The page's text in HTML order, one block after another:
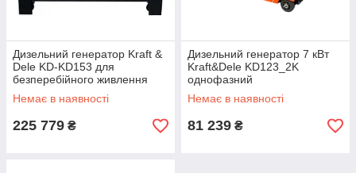
Дизельний генератор Kraft &
Dele KD-KD153 для
безперебійного живлення
14/15,5кВт
Немає в наявності
225 779 ₴
Дизельний генератор 7 кВт
Kraft&Dele KD123_2K
однофазний
електрогенератор
Немає в наявності
81 239 ₴